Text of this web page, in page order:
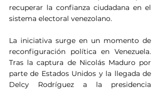
recuperar la confianza ciudadana en el
sistema electoral venezolano.
La iniciativa surge en un momento de
reconfiguración política en Venezuela.
Tras la captura de Nicolás Maduro por
parte de Estados Unidos y la llegada de
Delcy Rodríguez a la presidencia